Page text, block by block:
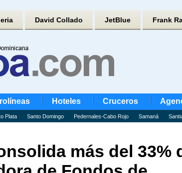
David Collado JetBlue Frank
Hoteles Cruceros
Plata Santo Domingo Pedernales-Cabo Rojo Samaná
más del 33%